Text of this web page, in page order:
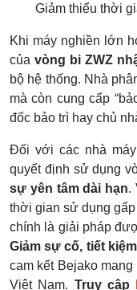
Giảm thiểu thời
Khi máy nghiền lớn
của vòng bi ZWZ
bộ hệ thống. Nhà
mà còn cung cấp
đốc bảo trì hay chủ
Đối với các nhà
quyết định sử dụng
sự yên tâm dài hạn.
thời gian sử dụng
chính là giải pháp
Giảm sự cố, tiết
cam kết Bejako
Việt Nam. Truy cập